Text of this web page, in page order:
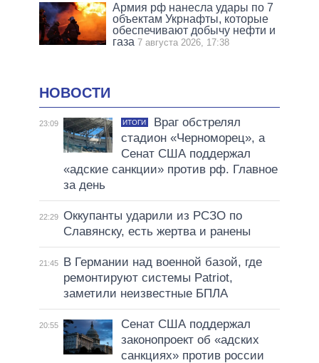
Армия рф нанесла удары по 7
объектам Укрнафты, которые
обеспечивают добычу нефти и
газа 7 августа 2026, 17:38
НОВОСТИ
23:09 ИТОГИ
Враг обстрелял
стадион «Черноморец», а
Сенат США поддержал
«адские санкции» против рф. Главное
за день
22:29 Оккупанты ударили из РСЗО по
Славянску, есть жертва и ранены
21:45
В Германии над военной базой, где
ремонтируют системы Patriot,
заметили неизвестные БПЛА
20:55
Сенат США поддержал
законопроект об «адских
санкциях» против россии